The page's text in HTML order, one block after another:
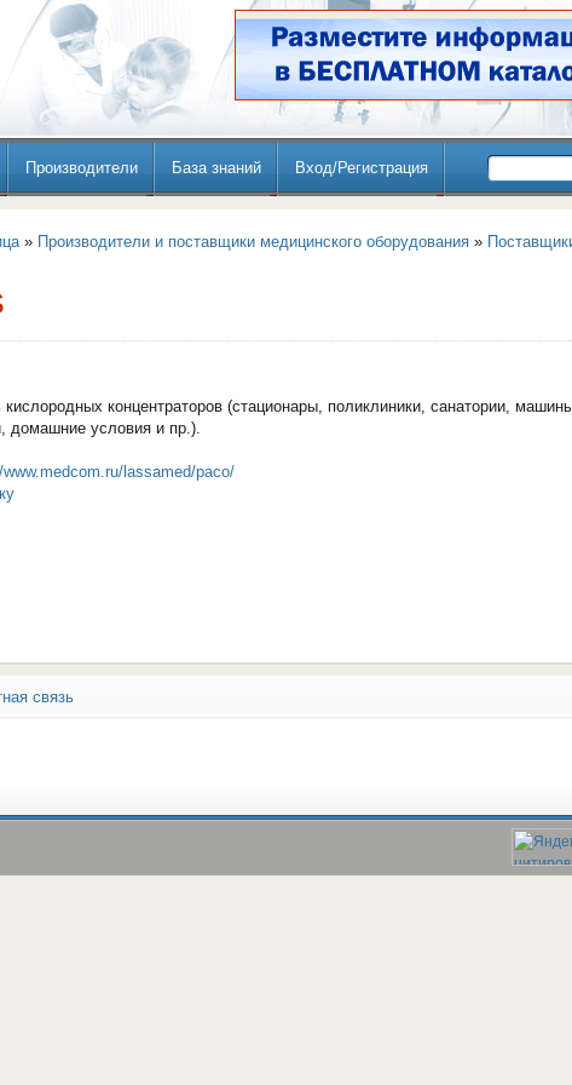
Производители База знаний Вход/Регистрация
» Производители и поставщики медицинского оборудования »
кислородных концентраторов (стационары, поликлиники, санатории,
домашние условия и пр.).
www.medcom.ru/lassamed/paco/
связь